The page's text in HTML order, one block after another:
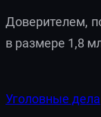
Доверителем,
в размере 1,8
Уголовные дела